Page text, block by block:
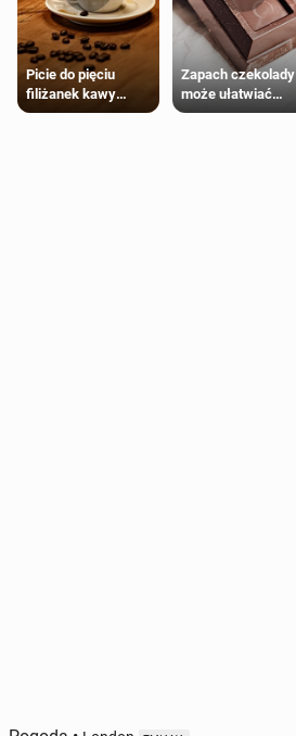
Picie do pięciu
filiżanek kawy
dziennie jest
Zapach czekolady
może ułatwiać
trening siłowy